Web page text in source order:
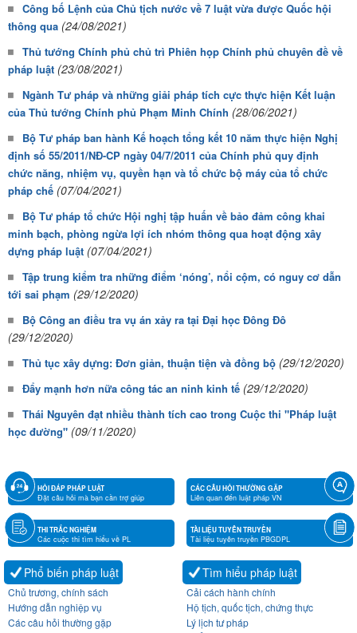
Công bố Lệnh của Chủ tịch nước về 7 luật vừa được Quốc hội
thông qua (24/08/2021)
Thủ tướng Chính phủ chủ trì Phiên họp Chính phủ chuyên đề về
pháp luật (23/08/2021)
Ngành Tư pháp và những giải pháp tích cực thực hiện Kết luận
của Thủ tướng Chính phủ Phạm Minh Chính (28/06/2021)
Bộ Tư pháp ban hành Kế hoạch tổng kết 10 năm thực hiện Nghị
định số 55/2011/NĐ-CP ngày 04/7/2011 của Chính phủ quy định
chức năng, nhiệm vụ, quyền hạn và tổ chức bộ máy của tổ chức
pháp chế (07/04/2021)
Bộ Tư pháp tổ chức Hội nghị tập huấn về bảo đảm công khai
minh bạch, phòng ngừa lợi ích nhóm thông qua hoạt động xây
dựng pháp luật (07/04/2021)
Tập trung kiểm tra những điểm ‘nóng’, nổi cộm, có nguy cơ dẫn
tới sai phạm (29/12/2020)
Bộ Công an điều tra vụ án xảy ra tại Đại học Đông Đô
(29/12/2020)
Thủ tục xây dựng: Đơn giản, thuận tiện và đồng bộ (29/12/2020)
Đẩy mạnh hơn nữa công tác an ninh kinh tế (29/12/2020)
Thái Nguyên đạt nhiều thành tích cao trong Cuộc thi "Pháp luật
học đường" (09/11/2020)
HỎI ĐÁP PHÁP LUẬT
Đặt câu hỏi mà bạn cần trợ giúp
CÁC CÂU HỎI THƯỜNG GẶP
Liên quan đến luật pháp VN
THI TRẮC NGHIỆM
Các cuộc thi tìm hiểu về PL
TÀI LIỆU TUYÊN TRUYỀN
Tài liệu tuyên truyền PBGDPL
Phổ biến pháp luật
Chủ trương, chính sách
Hướng dẫn nghiệp vụ
Các câu hỏi thường gặp
Tìm hiểu pháp luật
Cải cách hành chính
Hộ tịch, quốc tịch, chứng thực
Lý lịch tư pháp